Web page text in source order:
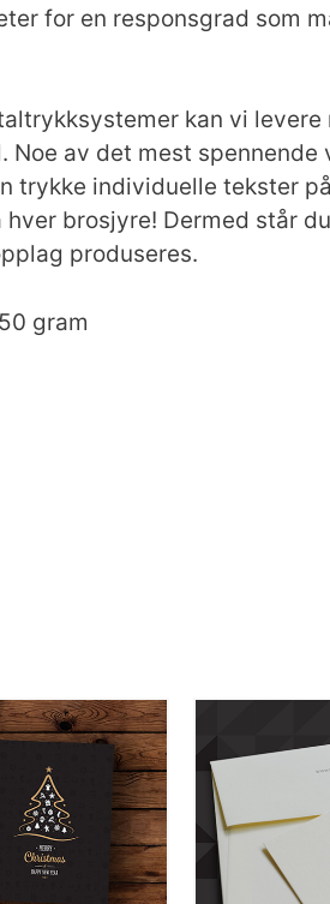
for en responsgrad som
kan vi levere
av det mest
trykke individuelle tekster
brosjyre! Dermed står
produseres.
gram